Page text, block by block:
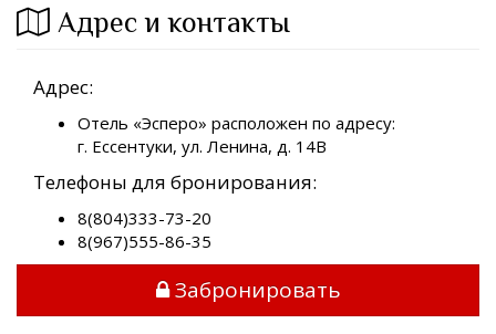
Адрес и контакты
Адрес:
Отель «Эсперо» расположен по адресу:
г. Ессентуки, ул. Ленина, д. 14В
Телефоны для бронирования:
8(804)333-73-20
8(967)555-86-35
Забронировать